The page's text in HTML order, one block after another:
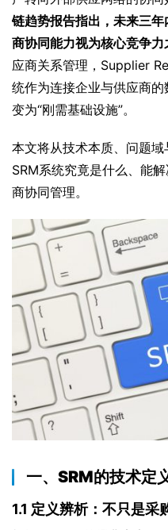
链趋势报告指出，未来三
商协同能力视为核心竞争力
应商关系管理，Supplier
统作为连接企业与供应商的
变为“刚需基础设施”。
本文将从技术本质、问题
SRM系统究竟是什么、能
商协同管理。
一、SRM的技术定
1.1 定义辨析：不只是采